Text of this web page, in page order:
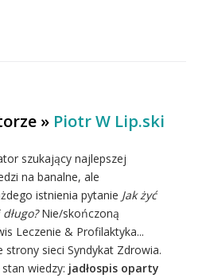
» Piotr W Lip.ski
szukający najlepszej
na banalne, ale
istnienia pytanie Jak żyć
Nie/skończoną
Leczenie & Profilaktyka...
strony sieci Syndykat Zdrowia.
wiedzy: jadłospis oparty